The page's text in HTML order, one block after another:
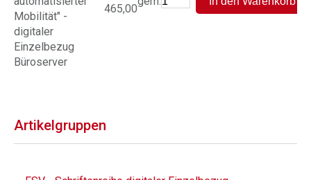
Mobilität" -
digitaler
Einzelbezug
Büroserver
465,00
Artikelgruppen